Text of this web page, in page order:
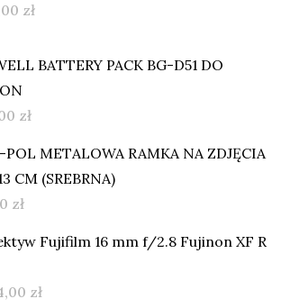
zł
BATTERY PACK BG-D51 DO
zł
POL METALOWA RAMKA NA ZDJĘCIA
CM (SREBRNA)
zł
Fujifilm 16 mm f/2.8 Fujinon XF R
zł